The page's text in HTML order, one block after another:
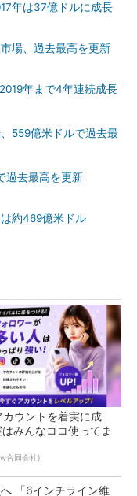
年は37億ドルに成長
場、過去最高を更新
年まで4年連続成長
559億米ドルで過去最
過去最高を更新
約469億米ドル
カウントを着実に成
みんなココ使ってま
合同会社)
「6インチライン維